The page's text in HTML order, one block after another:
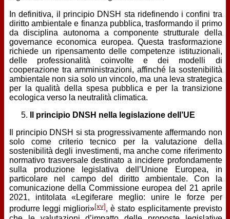
In definitiva, il principio DNSH sta ridefinendo i confini tra
diritto ambientale e finanza pubblica, trasformando il primo
da disciplina autonoma a componente strutturale della
governance economica europea. Questa trasformazione
richiede un ripensamento delle competenze istituzionali,
delle professionalità coinvolte e dei modelli di
cooperazione tra amministrazioni, affinché la sostenibilità
ambientale non sia solo un vincolo, ma una leva strategica
per la qualità della spesa pubblica e per la transizione
ecologica verso la neutralità climatica.
Il principio DNSH nella legislazione dell’UE
Il principio DNSH si sta progressivamente affermando non
solo come criterio tecnico per la valutazione della
sostenibilità degli investimenti, ma anche come riferimento
normativo trasversale destinato a incidere profondamente
sulla produzione legislativa dell’Unione Europea, in
particolare nel campo del diritto ambientale. Con la
comunicazione della Commissione europea del 21 aprile
2021, intitolata «Legiferare meglio: unire le forze per
produrre leggi migliori»[xv], è stato esplicitamente previsto